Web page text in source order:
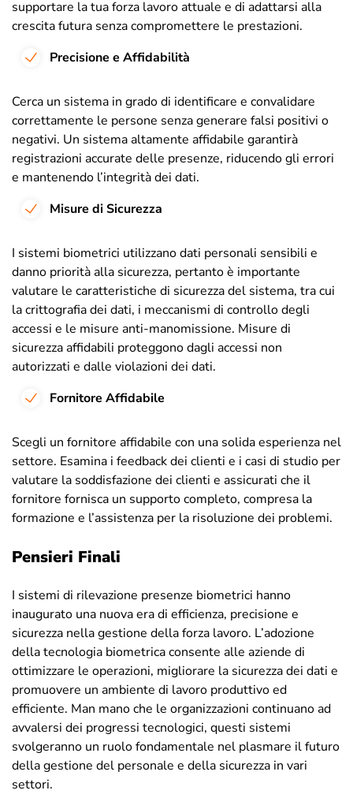
supportare la tua forza lavoro attuale e di adattarsi alla
crescita futura senza compromettere le prestazioni.
Precisione e Affidabilità
Cerca un sistema in grado di identificare e convalidare
correttamente le persone senza generare falsi positivi o
negativi. Un sistema altamente affidabile garantirà
registrazioni accurate delle presenze, riducendo gli errori
e mantenendo l’integrità dei dati.
Misure di Sicurezza
I sistemi biometrici utilizzano dati personali sensibili e
danno priorità alla sicurezza, pertanto è importante
valutare le caratteristiche di sicurezza del sistema, tra cui
la crittografia dei dati, i meccanismi di controllo degli
accessi e le misure anti-manomissione. Misure di
sicurezza affidabili proteggono dagli accessi non
autorizzati e dalle violazioni dei dati.
Fornitore Affidabile
Scegli un fornitore affidabile con una solida esperienza nel
settore. Esamina i feedback dei clienti e i casi di studio per
valutare la soddisfazione dei clienti e assicurati che il
fornitore fornisca un supporto completo, compresa la
formazione e l’assistenza per la risoluzione dei problemi.
Pensieri Finali
I sistemi di rilevazione presenze biometrici hanno
inaugurato una nuova era di efficienza, precisione e
sicurezza nella gestione della forza lavoro. L’adozione
della tecnologia biometrica consente alle aziende di
ottimizzare le operazioni, migliorare la sicurezza dei dati e
promuovere un ambiente di lavoro produttivo ed
efficiente. Man mano che le organizzazioni continuano ad
avvalersi dei progressi tecnologici, questi sistemi
svolgeranno un ruolo fondamentale nel plasmare il futuro
della gestione del personale e della sicurezza in vari
settori.